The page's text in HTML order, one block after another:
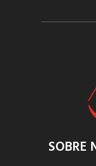
SOBRE